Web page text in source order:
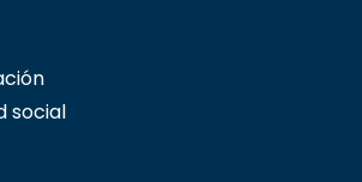
social